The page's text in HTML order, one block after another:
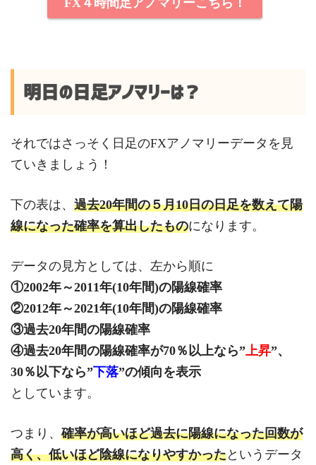
明日の日足アノマリーは？
それではさっそく日足のFXアノマリーデータを見
ていきましょう！
下の表は、 過去20年間の５月10日の日足を数えて陽
線になった確率を算出したものになります。
データの見方としては、左から順に
①2002年～2011年(10年間)の陽線確率
②2012年～2021年(10年間)の陽線確率
③過去20年間の陽線確率
④過去20年間の陽線確率が70％以上なら”上昇”、
30％以下なら”下落”の傾向を表示
としています。
つまり、確率が高いほど過去に陽線になった回数が
高く、低いほど陰線になりやすかったというデータ